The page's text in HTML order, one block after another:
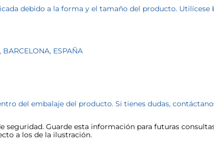
debido a la forma y el tamaño del producto.
ESPAÑA
del embalaje del producto. Si tienes dudas,
seguridad. Guarde esta información para futuras
a los de la ilustración.